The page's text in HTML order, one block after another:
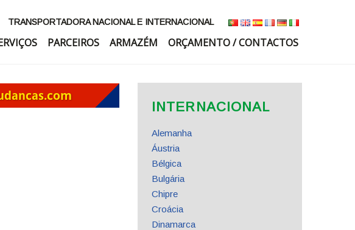
TRANSPORTADORA NACIONAL E INTERNACIONAL
PARCEIROS ARMAZÉM ORÇAMENTO / CONTACTOS
INTERNACIONAL
Alemanha
Áustria
Bélgica
Bulgária
Chipre
Croácia
Dinamarca